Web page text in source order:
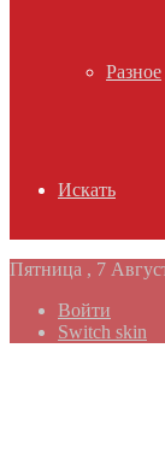
Разное
Искать
Пятница , 7
Войти
Switch skin